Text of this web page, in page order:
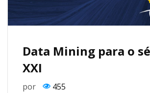
Data Mining para o
XXI
por 455